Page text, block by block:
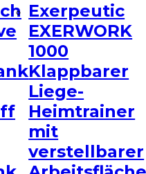
Exerpeutic
EXERWORK
1000
Klappbarer
Liege-
Heimtrainer
mit
verstellbarer